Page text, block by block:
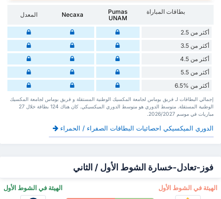
بطاقات المباراة
Pumas
UNAM
Necaxa المعدل
أكثر من 2.5
أكثر من 3.5
أكثر من 4.5
أكثر من 5.5
أكثر من %6.5
إجمالي البطاقات لـ فريق بوماس لجامعة المكسيك الوطنية المستقلة و فريق بوماس لجامعة المكسيك
الوطنية المستقلة. متوسط الدوري هو متوسط الدوري الميكسيكي. كان هناك 124 بطاقة ‏خلال 27
مباريات في موسم 2026/2027.
الدوري الميكسيكي احصائيات البطاقات الصفراء / الحمراء
فوز-تعادل-خسارة الشوط الأول / الثاني
‏الهيئة في الشوط الأول ‏الهيئة في الشوط الأول